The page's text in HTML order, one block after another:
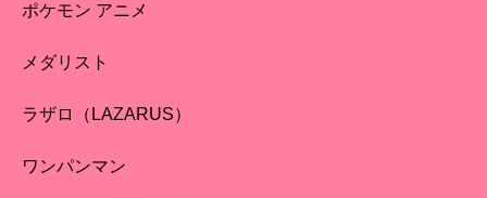
ポケモン アニメ
メダリスト
ラザロ（LAZARUS）
ワンパンマン